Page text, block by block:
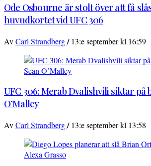
Ode Osbourne är stolt över att få
huvudkortet vid UFC 306
AvCarl Strandberg/ 13:e september kl 16:59
UFC 306: Merab Dvalishvili siktar på
O’Malley
AvCarl Strandberg/ 13:e september kl 13:58